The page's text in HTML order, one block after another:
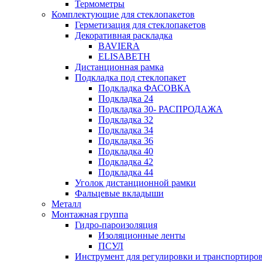
Термометры
Комплектующие для стеклопакетов
Герметизация для стеклопакетов
Декоративная раскладка
BAVIERA
ELISABETH
Дистанционная рамка
Подкладка под стеклопакет
Подкладка ФАСОВКА
Подкладка 24
Подкладка 30- РАСПРОДАЖА
Подкладка 32
Подкладка 34
Подкладка 36
Подкладка 40
Подкладка 42
Подкладка 44
Уголок дистанционной рамки
Фальцевые вкладыши
Металл
Монтажная группа
Гидро-пароизоляция
Изоляционные ленты
ПСУЛ
Инструмент для регулировки и